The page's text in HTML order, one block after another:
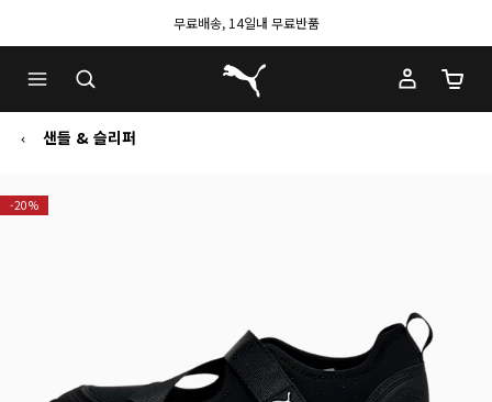
무료배송, 14일내 무료반품
푸마 홈
장바
샌들 & 슬리퍼
-20%